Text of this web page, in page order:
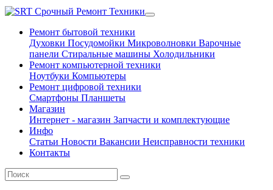
Срочный Ремонт Техники
Ремонт бытовой техники
Духовки Посудомойки Микроволновки Варочные
панели Стиральные машины Холодильники
Ремонт компьютерной техники
Ноутбуки Компьютеры
Ремонт цифровой техники
Смартфоны Планшеты
Магазин
Интернет - магазин Запчасти и комплектующие
Инфо
Статьи Новости Вакансии Неисправности техники
Контакты